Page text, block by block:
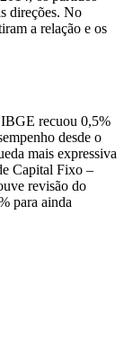
direções. No
a relação e os
recuou 0,5%
desde o
mais expressiva
Capital Fixo –
revisão do
para ainda